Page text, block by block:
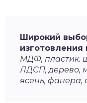
Широкий
изготовления
МДФ, пластик.
ЛДСП, дерево,
ясень, фанера,